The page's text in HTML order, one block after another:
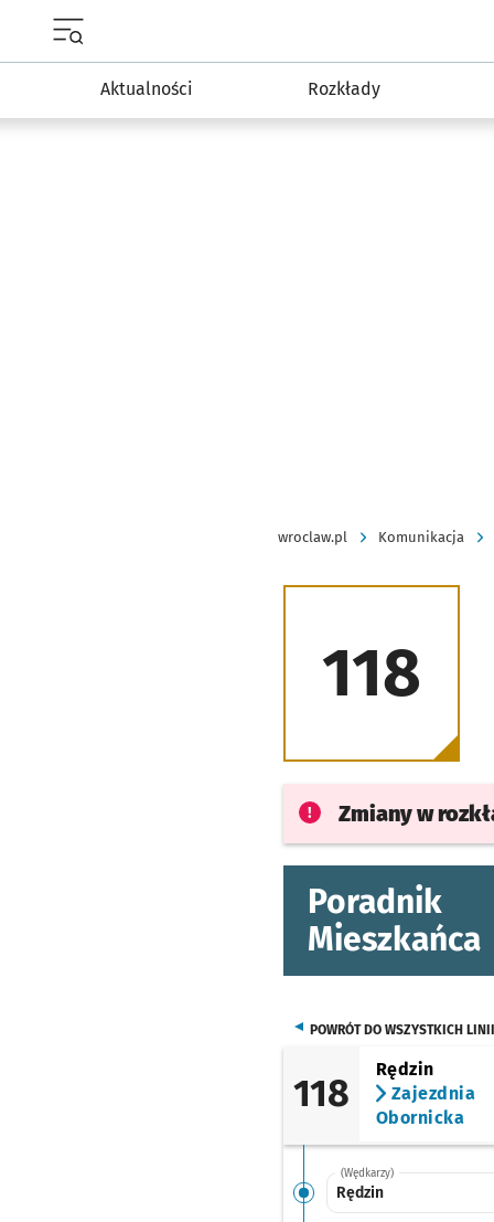
Aktualności Rozkłady
wroclaw.pl Komunikacja
118
Zmiany w
Poradnik
Mieszkańca
POWRÓT DO WSZYSTKICH LINII
118
Rędzin
Zajezdnia
Obornicka
(Wędkarzy)
Rędzin